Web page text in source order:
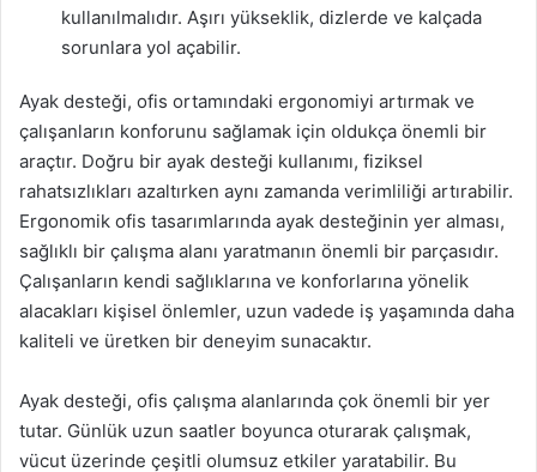
kullanılmalıdır. Aşırı yükseklik, dizlerde ve kalçada
sorunlara yol açabilir.
Ayak desteği, ofis ortamındaki ergonomiyi artırmak ve
çalışanların konforunu sağlamak için oldukça önemli bir
araçtır. Doğru bir ayak desteği kullanımı, fiziksel
rahatsızlıkları azaltırken aynı zamanda verimliliği artırabilir.
Ergonomik ofis tasarımlarında ayak desteğinin yer alması,
sağlıklı bir çalışma alanı yaratmanın önemli bir parçasıdır.
Çalışanların kendi sağlıklarına ve konforlarına yönelik
alacakları kişisel önlemler, uzun vadede iş yaşamında daha
kaliteli ve üretken bir deneyim sunacaktır.
Ayak desteği, ofis çalışma alanlarında çok önemli bir yer
tutar. Günlük uzun saatler boyunca oturarak çalışmak,
vücut üzerinde çeşitli olumsuz etkiler yaratabilir. Bu